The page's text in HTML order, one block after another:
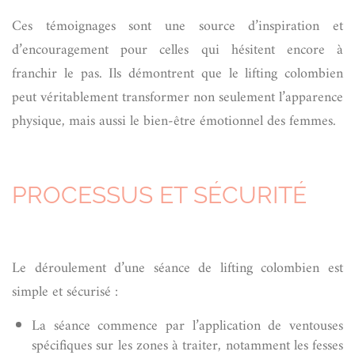
Ces témoignages sont une source d’inspiration et
d’encouragement pour celles qui hésitent encore à
franchir le pas. Ils démontrent que le lifting colombien
peut véritablement transformer non seulement l’apparence
physique, mais aussi le bien-être émotionnel des femmes.
PROCESSUS ET SÉCURITÉ
Le déroulement d’une séance de lifting colombien est
simple et sécurisé :
La séance commence par l’application de ventouses
spécifiques sur les zones à traiter, notamment les fesses